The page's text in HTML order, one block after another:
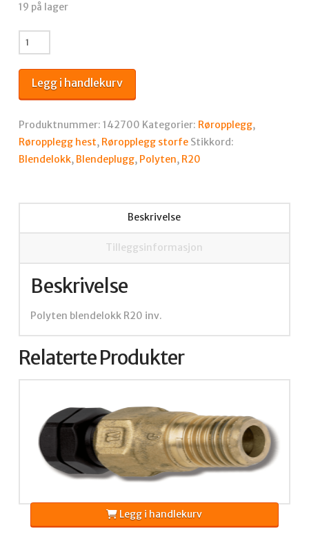
19 på lager
Polyten
blendelokk
R20
inv.
Legg i handlekurv
Produktnummer: 142700 Kategorier: Røropplegg,
Røropplegg hest, Røropplegg storfe Stikkord:
Blendelokk, Blendeplugg, Polyten, R20
Beskrivelse
Tilleggsinformasjon
Beskrivelse
Polyten blendelokk R20 inv.
Relaterte Produkter
Legg i handlekurv